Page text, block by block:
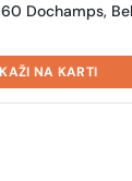
Dochamps,
NA KARTI